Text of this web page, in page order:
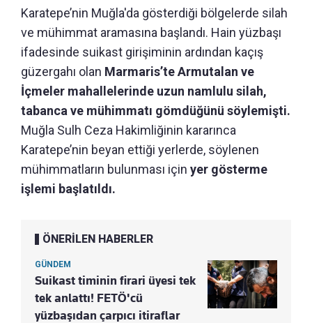
Karatepe’nin Muğla'da gösterdiği bölgelerde silah
ve mühimmat aramasına başlandı. Hain yüzbaşı
ifadesinde suikast girişiminin ardından kaçış
güzergahı olan Marmaris’te Armutalan ve
İçmeler mahallelerinde uzun namlulu silah,
tabanca ve mühimmatı gömdüğünü söylemişti.
Muğla Sulh Ceza Hakimliğinin kararınca
Karatepe’nin beyan ettiği yerlerde, söylenen
mühimmatların bulunması için yer gösterme
işlemi başlatıldı.
ÖNERİLEN HABERLER
GÜNDEM
Suikast timinin firari üyesi tek
tek anlattı! FETÖ'cü
yüzbaşıdan çarpıcı itiraflar